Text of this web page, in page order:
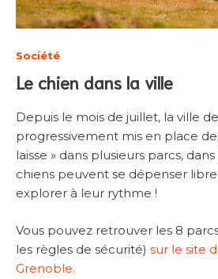
Société
Le chien dans la ville
Depuis le mois de juillet, la ville
progressivement mis en place
laisse » dans plusieurs parcs,
chiens peuvent se dépenser
explorer à leur rythme !
Vous pouvez retrouver les 8
les règles de sécurité) sur le site
Grenoble.